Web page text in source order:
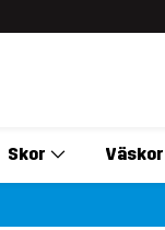
Skor Väskor